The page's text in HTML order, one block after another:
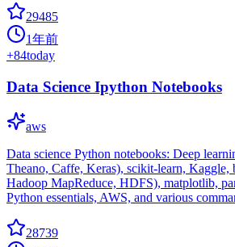
29485
1年前
+84today
Data Science Ipython Notebooks
aws
Data science Python notebooks: Deep
Theano, Caffe, Keras), scikit-learn, Kaggle,
Hadoop MapReduce, HDFS), matplotlib,
Python essentials, AWS, and various
28739